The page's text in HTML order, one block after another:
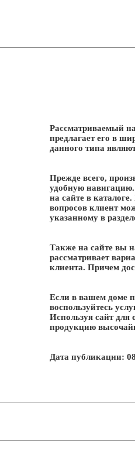
Рассматриваемый
предлагает его в
данного типа
Прежде всего,
удобную
на сайте в
вопросов клиент
указанному в
Также на сайте вы
рассматривает
клиента. Причем
Если в вашем доме
воспользуйтесь
Используя сайт для
продукцию
Дата публикации: